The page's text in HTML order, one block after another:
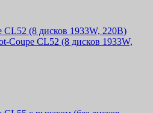
Coupe CL52 (8 дисков 1933W,